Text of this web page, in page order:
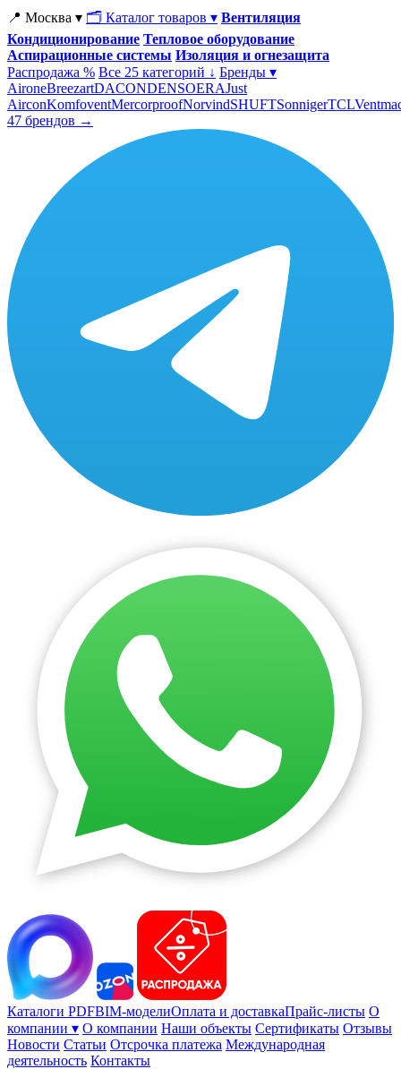
📍 Москва ▾ 🗂 Каталог товаров ▾ Вентиляция
Кондиционирование Тепловое оборудование
Аспирационные системы Изоляция и огнезащита
Распродажа % Все 25 категорий ↓ Бренды ▾
AironeBreezartDACONDENSOERAJust
AirconKomfoventMercorproofNorvindSHUFTSonnigerTCL
47 брендов →
Каталоги PDFBIM-моделиОплата и доставкаПрайс-листы О
компании ▾ О компании Наши объекты Сертификаты Отзывы
Новости Статьи Отсрочка платежа Международная
деятельность Контакты